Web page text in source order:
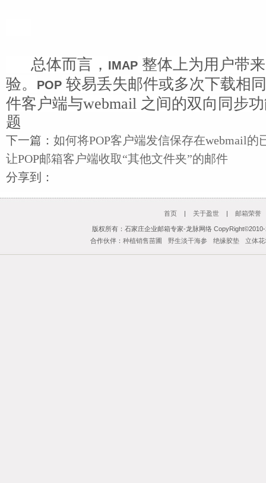
总体而言， IMAP 整体上为用户带
验。
POP 较易丢失邮件或多次下载相
件客户端与webmail 之间的双向同步
题
下一篇： 如何将POP客户端发信保存在webmail的
让POP邮箱客户端收取“其他文件夹”的邮件
分享到：
首页 | 关于盈世 | 邮箱荣誉
版权所有：石家庄企业邮箱专家-龙脉网络
合作伙伴：种植销售苗圃 野生淡干海参 绝缘胶垫 立体